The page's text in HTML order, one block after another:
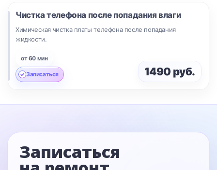
Чистка телефона после попадания влаги
Химическая чистка платы телефона после попадания
жидкости.
от 60 мин
Записаться 1490 руб.
Записаться